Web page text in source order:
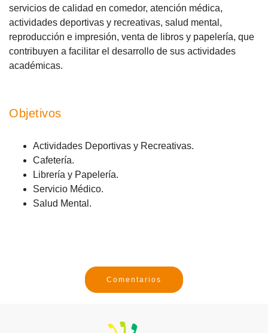
servicios de calidad en comedor, atención médica,
actividades deportivas y recreativas, salud mental,
reproducción e impresión, venta de libros y papelería, que
contribuyen a facilitar el desarrollo de sus actividades
académicas.
Objetivos
Actividades Deportivas y Recreativas.
Cafetería.
Librería y Papelería.
Servicio Médico.
Salud Mental.
Comentarios